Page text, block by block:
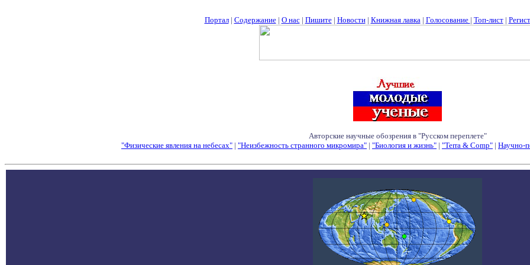
Портал| Содержание| О нас| Пишите| Новости| Книжная лавка| Голосование | Топ-лист|
Авторские научные обозрения в "Русском переплете"
"Физические явления на небесах" | "Неизбежность странного микромира" | "Биология и жизнь" | "Terra & Comp" | Научно-